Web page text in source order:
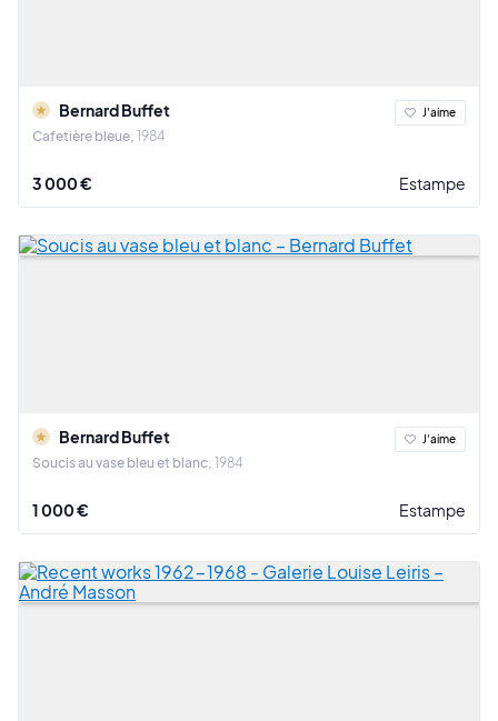
Bernard Buffet
Cafetière bleue 1984
J'aime
3 000 € Estampe
Bernard Buffet
Soucis au vase bleu et blanc 1984
J'aime
1 000 € Estampe